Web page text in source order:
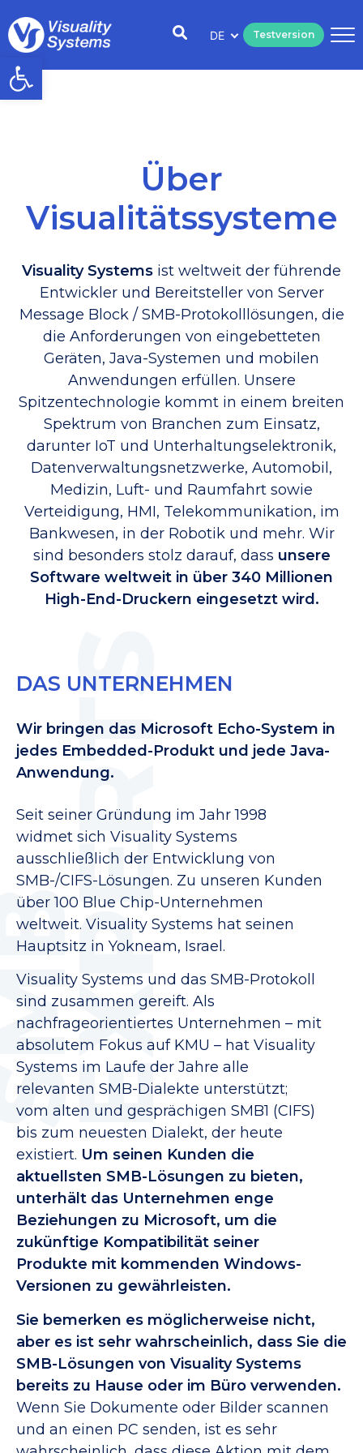
Open toolbar
Testversion
DE
Über
Visualitätssysteme
Visuality Systems ist weltweit der führende
Entwickler und Bereitsteller von Server
Message Block / SMB-Protokolllösungen, die
die Anforderungen von eingebetteten
Geräten, Java-Systemen und mobilen
Anwendungen erfüllen. Unsere
Spitzentechnologie kommt in einem breiten
Spektrum von Branchen zum Einsatz,
darunter IoT und Unterhaltungselektronik,
Datenverwaltungsnetzwerke, Automobil,
Medizin, Luft- und Raumfahrt sowie
Verteidigung, HMI, Telekommunikation, im
Bankwesen, in der Robotik und mehr. Wir
sind besonders stolz darauf, dass unsere
Software weltweit in über 340 Millionen
High-End-Druckern eingesetzt wird.
DAS UNTERNEHMEN
Wir bringen das Microsoft Echo-System in
jedes Embedded-Produkt und jede Java-
Anwendung.
Seit seiner Gründung im Jahr 1998
widmet sich Visuality Systems
ausschließlich der Entwicklung von
SMB-/CIFS-Lösungen. Zu unseren Kunden
über 100 Blue Chip-Unternehmen
weltweit. Visuality Systems hat seinen
Hauptsitz in Yokneam, Israel.
Visuality Systems und das SMB-Protokoll
sind zusammen gereift. Als
nachfrageorientiertes Unternehmen – mit
absolutem Fokus auf KMU – hat Visuality
Systems im Laufe der Jahre alle
relevanten SMB-Dialekte unterstützt;
vom alten und gesprächigen SMB1 (CIFS)
bis zum neuesten Dialekt, der heute
existiert. Um seinen Kunden die
aktuellsten SMB-Lösungen zu bieten,
unterhält das Unternehmen enge
Beziehungen zu Microsoft, um die
zukünftige Kompatibilität seiner
Produkte mit kommenden Windows-
Versionen zu gewährleisten.
Sie bemerken es möglicherweise nicht,
aber es ist sehr wahrscheinlich, dass Sie die
SMB-Lösungen von Visuality Systems
bereits zu Hause oder im Büro verwenden.
Wenn Sie Dokumente oder Bilder scannen
und an einen PC senden, ist es sehr